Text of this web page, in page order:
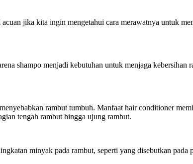
jika kita ingin mengetahui cara merawatnya untuk
shampo menjadi kebutuhan untuk menjaga
rambut tumbuh. Manfaat hair conditioner
tengah rambut hingga ujung rambut.
minyak pada rambut, seperti yang disebutkan